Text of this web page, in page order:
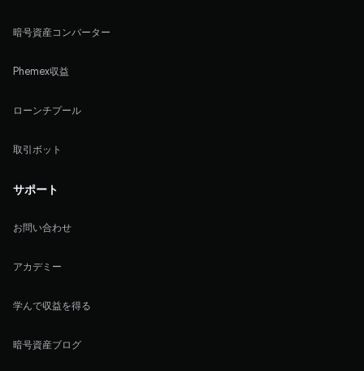
暗号資産コンバーター
Phemex収益
ローンチプール
取引ボット
サポート
お問い合わせ
アカデミー
学んで収益を得る
暗号資産ブログ